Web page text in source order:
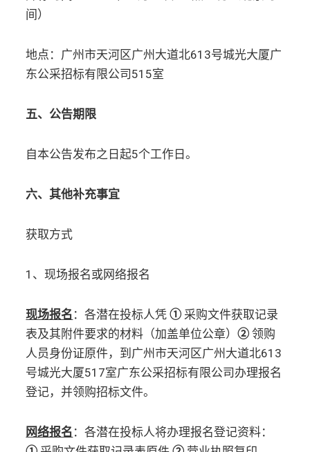
间）
地点：广州市天河区广州大道北613号城光大厦广
东公采招标有限公司515室
五、公告期限
自本公告发布之日起5个工作日。
六、其他补充事宜
获取方式
1、现场报名或网络报名
现场报名 ：各潜在投标人凭① 采购文件获取记录
表及其附件要求的材料（加盖单位公章）② 领购
人员身份证原件，到广州市天河区广州大道北613
号城光大厦517室广东公采招标有限公司办理报名
登记，并领购招标文件。
网络报名 ：各潜在投标人将办理报名登记资料：